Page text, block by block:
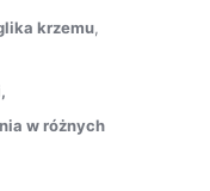
krzemu,
w różnych